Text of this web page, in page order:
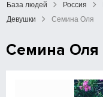
База людей Россия
Девушки
Семина Оля
Семина Оля